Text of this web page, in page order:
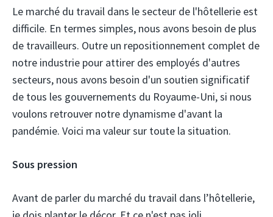
Le marché du travail dans le secteur de l'hôtellerie est
difficile. En termes simples, nous avons besoin de plus
de travailleurs. Outre un repositionnement complet de
notre industrie pour attirer des employés d'autres
secteurs, nous avons besoin d'un soutien significatif
de tous les gouvernements du Royaume-Uni, si nous
voulons retrouver notre dynamisme d'avant la
pandémie. Voici ma valeur sur toute la situation.
Sous pression
Avant de parler du marché du travail dans l’hôtellerie,